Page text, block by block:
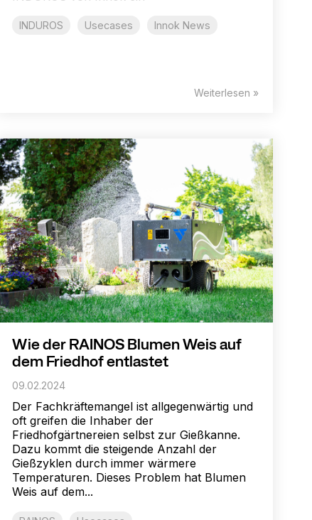
INDUROS Usecases Innok News
Weiterlesen »
Wie der RAINOS Blumen Weis auf
dem Friedhof entlastet
09.02.2024
Der Fachkräftemangel ist allgegenwärtig und
oft greifen die Inhaber der
Friedhofgärtnereien selbst zur Gießkanne.
Dazu kommt die steigende Anzahl der
Gießzyklen durch immer wärmere
Temperaturen. Dieses Problem hat Blumen
Weis auf dem...